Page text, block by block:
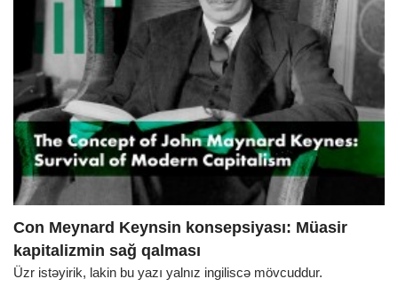
Con Meynard Keynsin konsepsiyası: Müasir
kapitalizmin sağ qalması
Üzr istəyirik, lakin bu yazı yalnız ingiliscə mövcuddur.